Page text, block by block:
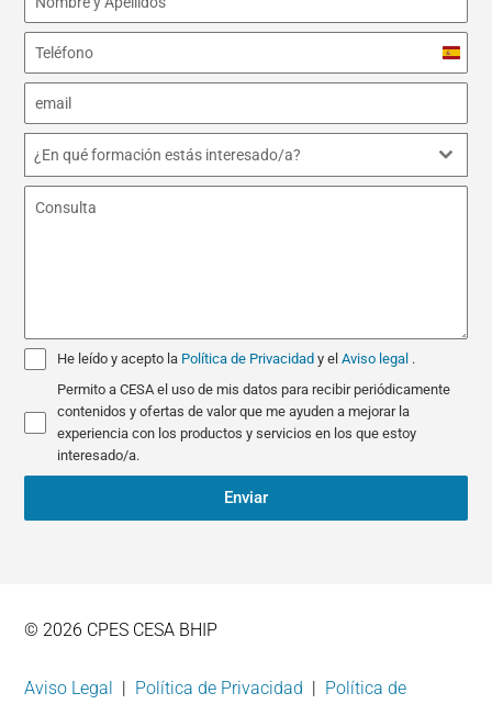
S
p
i
n
+
¿En qué formación estás interesado/a?
He leído y acepto la Política de Privacidady elAviso legal .
Permito a CESA el uso de mis datos para recibir periódicamente
contenidos y ofertas de valor que me ayuden a mejorar la
experiencia con los productos y servicios en los que estoy
interesado/a.
Enviar
© 2026 CPES CESA BHIP
Aviso Legal | Política de Privacidad | Política de